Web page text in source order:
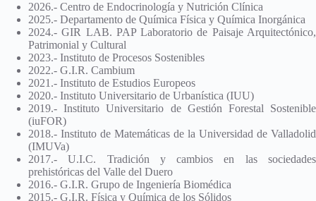
2026.- Centro de Endocrinología y Nutrición Clínica
2025.- Departamento de Química Física y Química Inorgánica
2024.- GIR LAB. PAP Laboratorio de Paisaje Arquitectónico,
Patrimonial y Cultural
2023.- Instituto de Procesos Sostenibles
2022.- G.I.R. Cambium
2021.- Instituto de Estudios Europeos
2020.- Instituto Universitario de Urbanística (IUU)
2019.- Instituto Universitario de Gestión Forestal Sostenible
(iuFOR)
2018.- Instituto de Matemáticas de la Universidad de Valladolid
(IMUVa)
2017.- U.I.C. Tradición y cambios en las sociedades
prehistóricas del Valle del Duero
2016.- G.I.R. Grupo de Ingeniería Biomédica
2015.- G.I.R. Física y Química de los Sólidos